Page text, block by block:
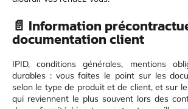
📄 Information
documentation client
IPID, conditions générales, mentions
durables : vous faites le point sur les
selon le type de produit et de client, et sur
qui reviennent le plus souvent lors des